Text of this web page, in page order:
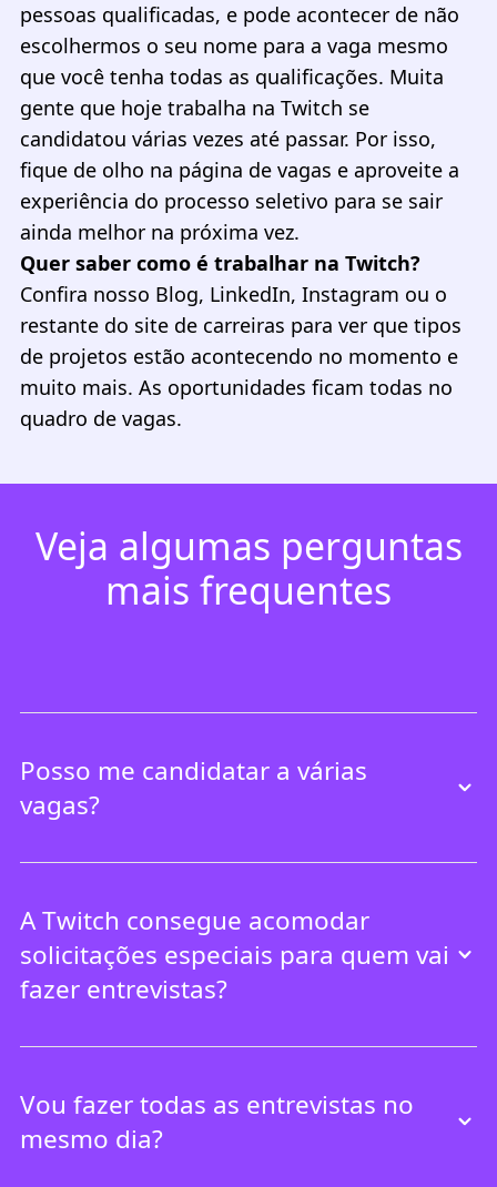
pessoas qualificadas, e pode acontecer de não
escolhermos o seu nome para a vaga mesmo
que você tenha todas as qualificações. Muita
gente que hoje trabalha na Twitch se
candidatou várias vezes até passar. Por isso,
fique de olho na página de vagas e aproveite a
experiência do processo seletivo para se sair
ainda melhor na próxima vez.
Quer saber como é trabalhar na Twitch?
Confira nosso Blog, LinkedIn, Instagram ou o
restante do site de carreiras para ver que tipos
de projetos estão acontecendo no momento e
muito mais. As oportunidades ficam todas no
quadro de vagas.
Veja algumas perguntas
mais frequentes
Posso me candidatar a várias
vagas?
A Twitch consegue acomodar
solicitações especiais para quem vai
fazer entrevistas?
Vou fazer todas as entrevistas no
mesmo dia?